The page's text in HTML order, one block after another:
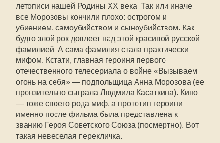
летописи нашей Родины ХХ века. Так или иначе,
все Морозовы кончили плохо: острогом и
убиением, самоубийством и сыноубийством. Как
будто злой рок довлеет над этой красивой русской
фамилией. А сама фамилия стала практически
мифом. Кстати, главная героиня первого
отечественного телесериала о войне «Вызываем
огонь на себя» — подпольщица Анна Морозова (ее
пронзительно сыграла Людмила Касаткина). Кино
— тоже своего рода миф, а прототип героини
именно после фильма была представлена к
званию Героя Советского Союза (посмертно). Вот
такая невеселая перекличка.